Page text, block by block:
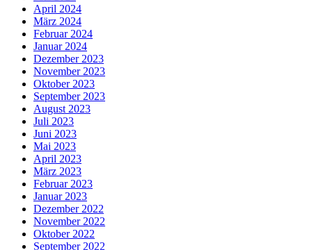
April 2024
März 2024
Februar 2024
Januar 2024
Dezember 2023
November 2023
Oktober 2023
September 2023
August 2023
Juli 2023
Juni 2023
Mai 2023
April 2023
März 2023
Februar 2023
Januar 2023
Dezember 2022
November 2022
Oktober 2022
September 2022